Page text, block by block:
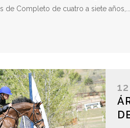
Completo de cuatro a siete años,...